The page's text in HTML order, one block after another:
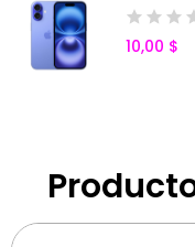
10,00 $